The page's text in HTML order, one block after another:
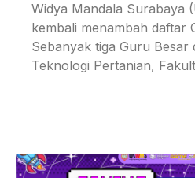
Widya Mandala Surabaya
kembali menambah daftar
Sebanyak tiga Guru Besar
Teknologi Pertanian,